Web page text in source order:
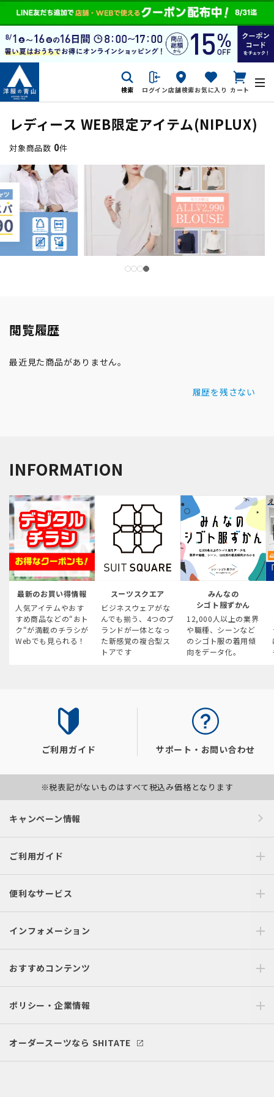
検索 ログイン店舗検索お気に入り カート
レディース WEB限定アイテム(NIPLUX)
対象商品数 0件
閲覧履歴
最近見た商品がありません。
履歴を残さない
INFORMATION
最新のお買い得情報
人気アイテムやおす
すめ商品などの“おト
ク“が満載のチラシが
Webでも見られる！
スーツスクエア
ビジネスウェアがな
んでも揃う、4つのブ
ランドが一体となっ
た新感覚の複合型ス
トアです
みんなの
シゴト服ずかん
12,000人以上の業界
や職種、シーンなど
のシゴト服の着用傾
向をデータ化。
ご利用ガイド サポート・お問い合わせ
※税表記がないものはすべて税込み価格となります
キャンペーン情報
ご利用ガイド
便利なサービス
インフォメーション
おすすめコンテンツ
ポリシー・企業情報
オーダースーツなら SHITATE